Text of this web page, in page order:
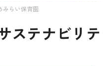
みらい保育園
ステナビリテ